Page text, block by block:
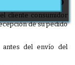
cliente consumidor
de su pedido
antes del envío del